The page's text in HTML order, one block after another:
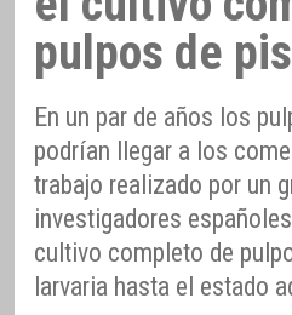
pulpos de
En un par de años los
podrían llegar a los
trabajo realizado por un
investigadores
cultivo completo de
larvaria hasta el estado